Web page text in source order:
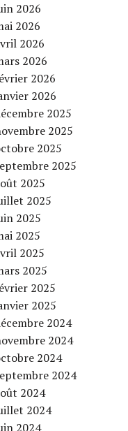
2026
2026
2026
2026
2026
2026
2025
2025
2025
2025
2025
2025
2025
2025
2025
2025
2025
2025
2024
2024
2024
2024
2024
2024
2024